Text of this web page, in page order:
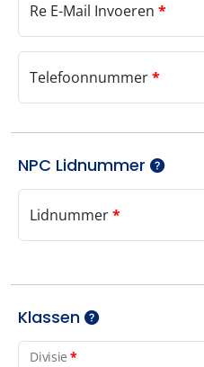
Re E-Mail Invoeren *
Telefoonnummer*
NPC Lidnummer
Lidnummer*
Klassen
Divisie*